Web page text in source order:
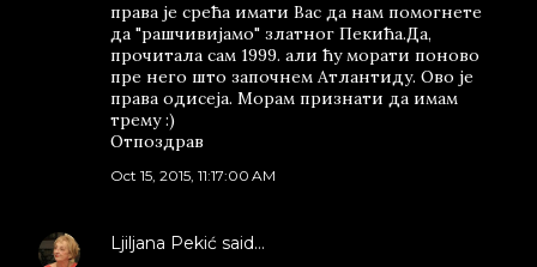
права је срећа имати Вас да нам помогнете
да "рашчивијамо" златног Пекића.Да,
прочитала сам 1999. али ћу морати поново
пре него што започнем Атлантиду. Ово је
права одисеја. Морам признати да имам
трему :)
Отпоздрав
Oct 15, 2015, 11:17:00 AM
Ljiljana Pekić said…